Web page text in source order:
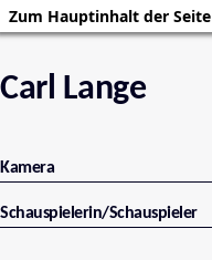
Zum Hauptinhalt der Seite
Carl Lange
Kamera
Schauspielerin/Schauspieler